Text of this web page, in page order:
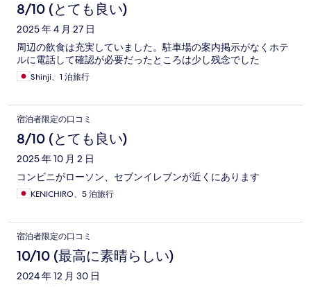
8/10 (とても良い)
2025 年 4 月 27 日
周辺の飲食は充実していました。駐車場の案内掲示がなくホテ
ルに電話して確認が必要だったところは少し残念でした
Shinji、1 泊旅行
宿泊者限定の口コミ
8/10 (とても良い)
2025 年 10 月 2 日
コンビニがローソン、セブンイレブンが近くにあります
KENICHIRO、5 泊旅行
宿泊者限定の口コミ
10/10 (最高に素晴らしい)
2024 年 12 月 30 日